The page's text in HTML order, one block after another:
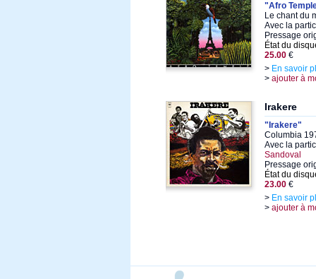
"Afro
Le chant du
Avec la
Pressage
État du
25.00 €
> En savoir
> ajouter à
Irakere
"Irakere"
Columbia
Avec la
Sandoval
Pressage
État du
23.00 €
> En savoir
> ajouter à